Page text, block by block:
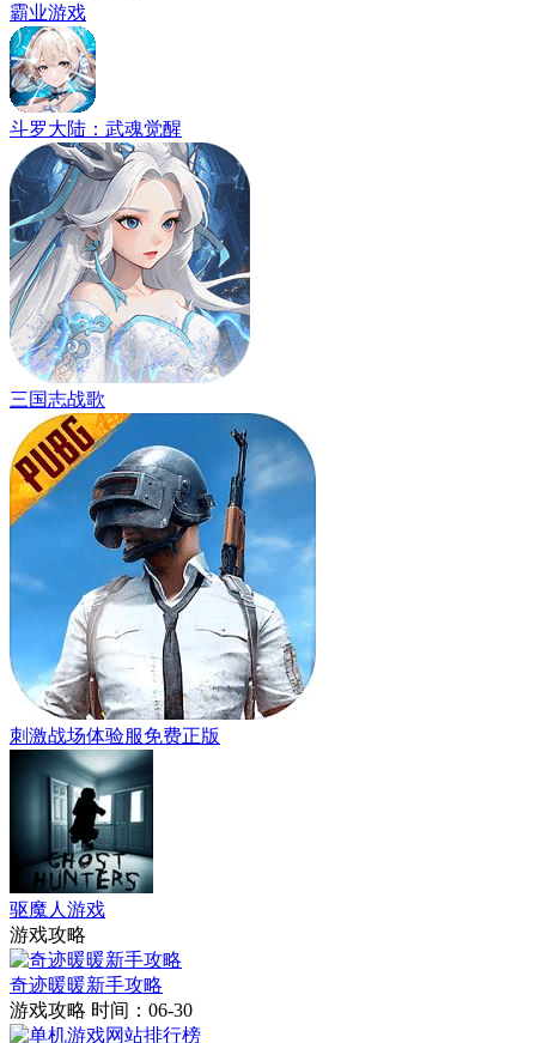
霸业游戏
斗罗大陆：武魂觉醒
三国志战歌
刺激战场体验服免费正版
驱魔人游戏
游戏攻略
奇迹暖暖新手攻略
游戏攻略 时间：06-30